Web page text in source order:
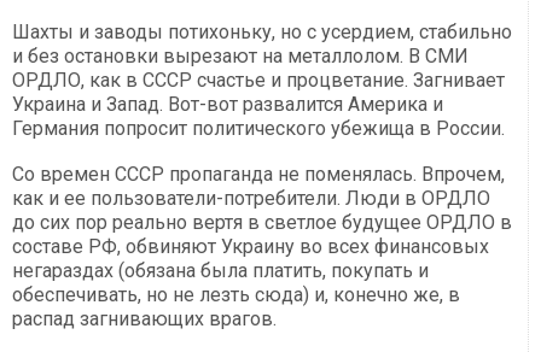
Шахты и заводы потихоньку, но с усердием, стабильно
и без остановки вырезают на металлолом. В СМИ
ОРДЛО, как в СССР счастье и процветание. Загнивает
Украина и Запад. Вот-вот развалится Америка и
Германия попросит политического убежища в России.
Со времен СССР пропаганда не поменялась. Впрочем,
как и ее пользователи-потребители. Люди в ОРДЛО
до сих пор реально вертя в светлое будущее ОРДЛО в
составе РФ, обвиняют Украину во всех финансовых
негараздах (обязана была платить, покупать и
обеспечивать, но не лезть сюда) и, конечно же, в
распад загнивающих врагов.